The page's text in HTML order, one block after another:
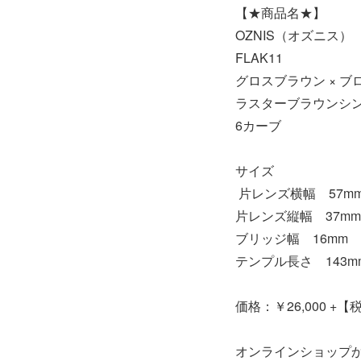
【★商品名★】
OZNIS（オズニス）
FLAK11
グロスブラウン × ブ
ラスターブラウンシ
6カーブ
サイズ
片レンズ横幅
片レンズ縦幅 37mm
ブリッジ幅 16mm
テンプル長さ
価格：￥26,000 +【
オンラインショップ